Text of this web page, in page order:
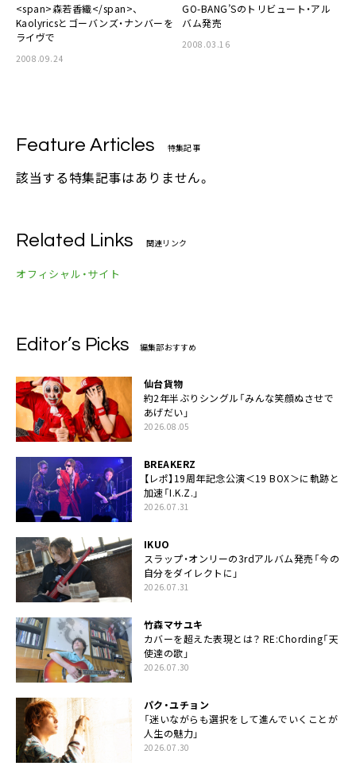
<span>森若香織</span>、
Kaolyricsとゴーバンズ・ナンバーを
ライヴで
2008.09.24
GO-BANG’Sのトリビュート・アル
バム発売
2008.03.16
Feature Articles 特集記事
該当する特集記事はありません。
Related Links 関連リンク
オフィシャル・サイト
Editor’s Picks 編集部おすすめ
仙台貨物
約2年半ぶりシングル「みんな笑顔ぬさせで
あげだい」
2026.08.05
BREAKERZ
【レポ】19周年記念公演＜19 BOX＞に軌跡と
加速「I.K.Z.」
2026.07.31
IKUO
スラップ・オンリーの3rdアルバム発売「今の
自分をダイレクトに」
2026.07.31
竹森マサユキ
カバーを超えた表現とは？ RE:Chording「天
使達の歌」
2026.07.30
パク・ユチョン
「迷いながらも選択をして進んでいくことが
人生の魅力」
2026.07.30